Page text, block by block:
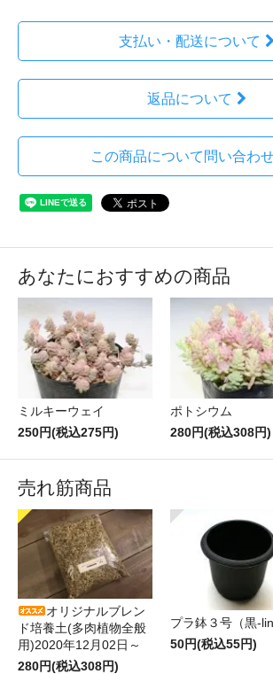
支払い・配送について
返品について
この商品について問い合わ
あなたにおすすめの商品
ミルキーウェイ
250円(税込275円)
ポトシウム
280円(税込308円)
売れ筋商品
オリジナルブレン
ド培養土(多肉植物全般
用)2020年12月02日～
280円(税込308円)
プラ鉢３号（黒-
50円(税込55円)